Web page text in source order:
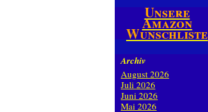
Unsere
Amazon
Wunschliste
Archiv
August 2026
Juli 2026
Juni 2026
Mai 2026